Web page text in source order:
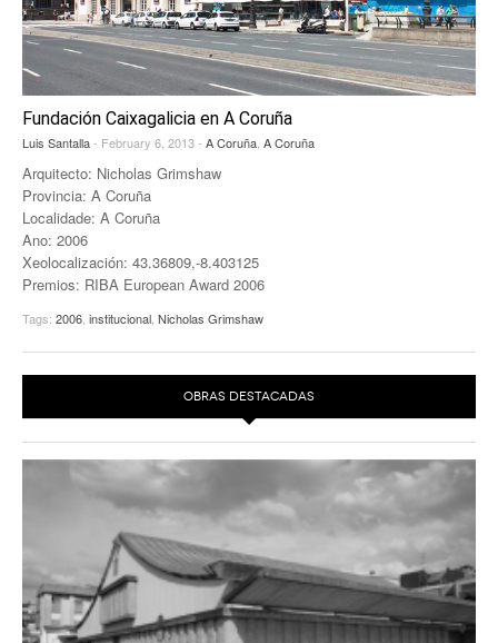
EUROPAN
Fundación Caixagalicia en A Coruña
Luis Santalla- February 6, 2013 - A Coruña A Coruña
Arquitecto: Nicholas Grimshaw
Provincia: A Coruña
Localidade: A Coruña
Ano: 2006
Xeolocalización: 43.36809,-8.403125
Premios: RIBA European Award 2006
Tags: 2006 institucional Nicholas Grimshaw
OBRAS DESTACADAS